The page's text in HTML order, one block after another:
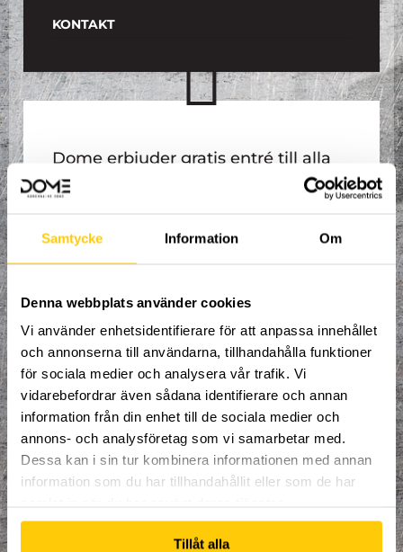
Samtycke Information Om
Denna webbplats använder cookies
Vi använder enhetsidentifierare för att anpassa innehållet
och annonserna till användarna, tillhandahålla funktioner
för sociala medier och analysera vår trafik. Vi
vidarebefordrar även sådana identifierare och annan
information från din enhet till de sociala medier och
annons- och analysföretag som vi samarbetar med.
Dessa kan i sin tur kombinera informationen med annan
information som du har tillhandahållit eller som de har
Tillåt alla
KONTAKT
Dome erbjuder gratis entré till alla
mammor i sällskap med familj för